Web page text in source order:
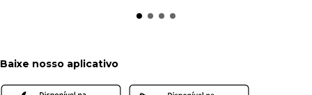
Baixe nosso aplicativo